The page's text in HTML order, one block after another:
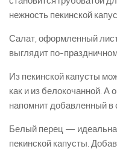
нежность пекинской
Салат, оформленный
выглядит по-
Из пекинской капусты
как и из белокочанной. А
напомнит добавленный в
Белый перец —
пекинской капусты.